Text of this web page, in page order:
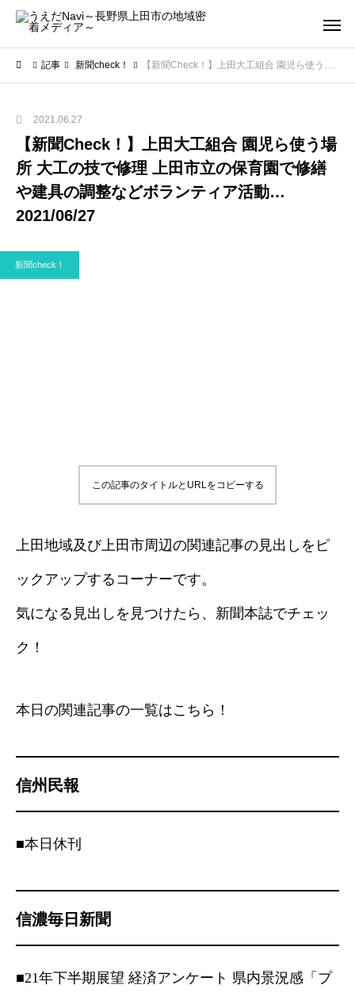
記事 新聞check！ 【新聞Check！】上田大工組合 園児ら使う場所 大工の技で修理 上田市立の保育園で修繕や建具の調整などボランティア活動…2021/06/27
2021.06.27
【新聞Check！】上田大工組合 園児ら使う場
所 大工の技で修理 上田市立の保育園で修繕
や建具の調整などボランティア活動…
2021/06/27
新聞check！
この記事のタイトルとURLをコピーする
上田地域及び上田市周辺の関連記事の見出しをピ
ックアップするコーナーです。
気になる見出しを見つけたら、新聞本誌でチェッ
ク！
本日の関連記事の一覧はこちら！
信州民報
■本日休刊
信濃毎日新聞
■21年下半期展望 経済アンケート 県内景況感「プ